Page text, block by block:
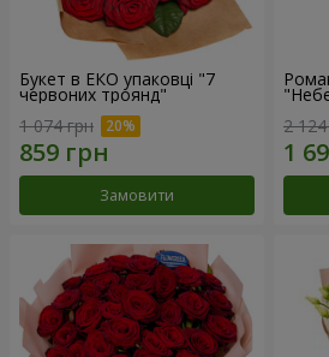
Букет в ЕКО упаковці "7
червоних троянд"
1 074 грн
Замовити
2